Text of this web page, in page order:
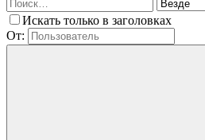
Искать только в заголовках
От: